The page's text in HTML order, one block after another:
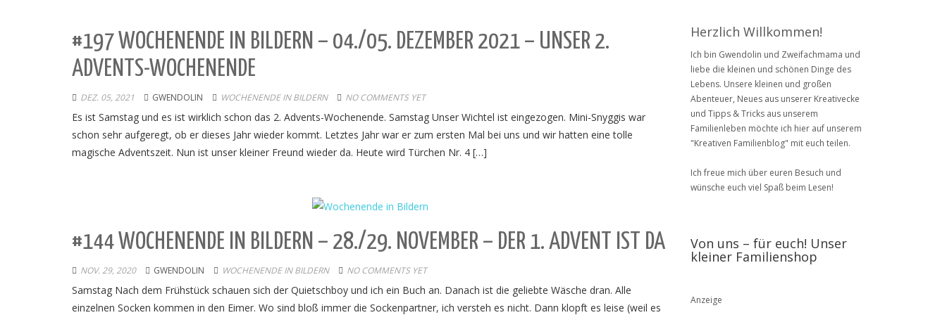
#197 WOCHENENDE IN BILDERN – 04./05. DEZEMBER 2021 – UNSER 2.
ADVENTS-WOCHENENDE
DEZ. 05, 2021 GWENDOLIN WOCHENENDE IN BILDERN NO COMMENTS YET
Es ist Samstag und es ist wirklich schon das 2. Advents-Wochenende. Samstag Unser Wichtel ist eingezogen. Mini-Snyggis war
schon sehr aufgeregt, ob er dieses Jahr wieder kommt. Letztes Jahr war er zum ersten Mal bei uns und wir hatten eine tolle
magische Adventszeit. Nun ist unser kleiner Freund wieder da. Heute wird Türchen Nr. 4 […]
#144 WOCHENENDE IN BILDERN – 28./29. NOVEMBER – DER 1. ADVENT IST DA
NOV. 29, 2020 GWENDOLIN WOCHENENDE IN BILDERN NO COMMENTS YET
Samstag Nach dem Frühstück schauen sich der Quietschboy und ich ein Buch an. Danach ist die geliebte Wäsche dran. Alle
einzelnen Socken kommen in den Eimer. Wo sind bloß immer die Sockenpartner, ich versteh es nicht. Dann klopft es leise (weil es
Herzlich Willkommen!
Ich bin Gwendolin und Zweifachmama und
liebe die kleinen und schönen Dinge des
Lebens. Unsere kleinen und großen
Abenteuer, Neues aus unserer Kreativecke
und Tipps & Tricks aus unserem
Familienleben möchte ich hier auf unserem
"Kreativen Familienblog" mit euch teilen.
Ich freue mich über euren Besuch und
wünsche euch viel Spaß beim Lesen!
Von uns – für euch! Unser
kleiner Familienshop
Anzeige